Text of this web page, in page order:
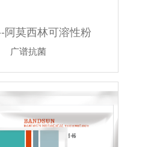
阿莫西林可溶性粉
广谱抗菌